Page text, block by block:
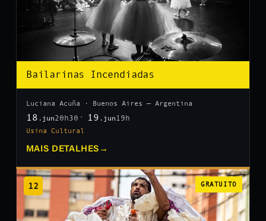
Bailarinas Incendiadas
Luciana Acuña · Buenos Aires — Argentina
18 .jun20h30 19 .jun 19h
Usina Cultural
MAIS DETALHES →
12 GRATUITO